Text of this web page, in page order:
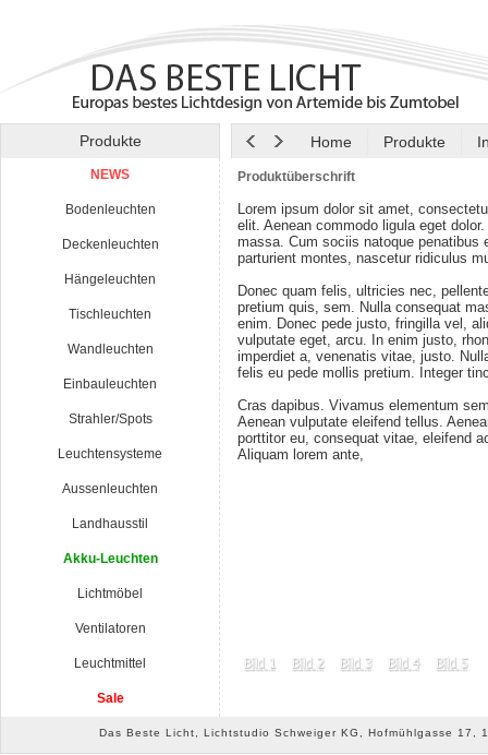
Produkte Home Produkte
NEWS
Bodenleuchten
Deckenleuchten
Hängeleuchten
Tischleuchten
Wandleuchten
Einbauleuchten
Strahler/Spots
Leuchtensysteme
Aussenleuchten
Landhausstil
Akku-Leuchten
Lichtmöbel
Ventilatoren
Leuchtmittel
Sale
Produktüberschrift
Lorem ipsum dolor sit amet,
elit. Aenean commodo ligula eget dolor.
massa. Cum sociis natoque penatibus
parturient montes, nascetur ridiculus
Donec quam felis, ultricies nec,
pretium quis, sem. Nulla consequat
enim. Donec pede justo, fringilla vel,
vulputate eget, arcu. In enim justo,
imperdiet a, venenatis vitae, justo.
felis eu pede mollis pretium. Integer
Cras dapibus. Vivamus elementum
Aenean vulputate eleifend tellus.
porttitor eu, consequat vitae, eleifend
Aliquam lorem ante,
Das Beste Licht, Lichtstudio Schweiger KG, Hofmühlgasse